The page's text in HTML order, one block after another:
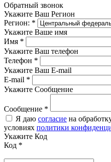
Обратный звонок
Укажите Ваш Регион
Регион: *
Укажите Ваше имя
Имя *
Укажите Ваш телефон
Телефон *
Укажите Ваш E-mail
E-mail *
Укажите Сообщение
Сообщение *
Я даю согласие на
условиях политики
Укажите Код
Код *